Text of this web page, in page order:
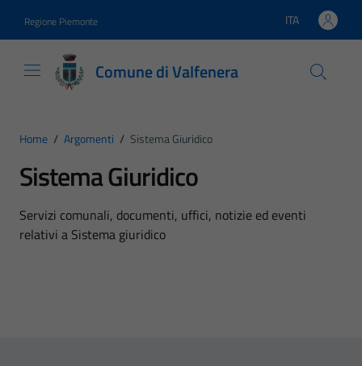
Regione Piemonte Lingua attiva:
ITA
Comune di Valfenera
Home / Argomenti / Sistema Giuridico
Sistema Giuridico
Dettagli dell'argomento
Servizi comunali, documenti, uffici, notizie ed eventi
relativi a Sistema giuridico